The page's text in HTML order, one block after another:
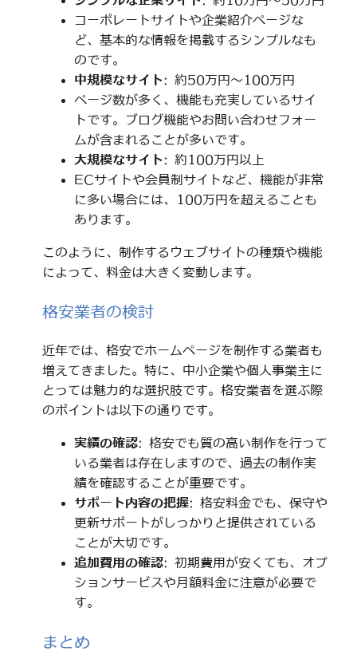
コーポレートサイトや企業紹介ページな
ど、基本的な情報を掲載するシンプルなも
のです。
中規模なサイト: 約50万円～100万円
ページ数が多く、機能も充実しているサイ
トです。ブログ機能やお問い合わせフォー
ムが含まれることが多いです。
大規模なサイト: 約100万円以上
ECサイトや会員制サイトなど、機能が非常
に多い場合には、100万円を超えることも
あります。
このように、制作するウェブサイトの種類や機能
によって、料金は大きく変動します。
格安業者の検討
近年では、格安でホームページを制作する業者も
増えてきました。特に、中小企業や個人事業主に
とっては魅力的な選択肢です。格安業者を選ぶ際
のポイントは以下の通りです。
実績の確認: 格安でも質の高い制作を行って
いる業者は存在しますので、過去の制作実
績を確認することが重要です。
サポート内容の把握: 格安料金でも、保守や
更新サポートがしっかりと提供されている
ことが大切です。
追加費用の確認: 初期費用が安くても、オプ
ションサービスや月額料金に注意が必要で
す。
まとめ